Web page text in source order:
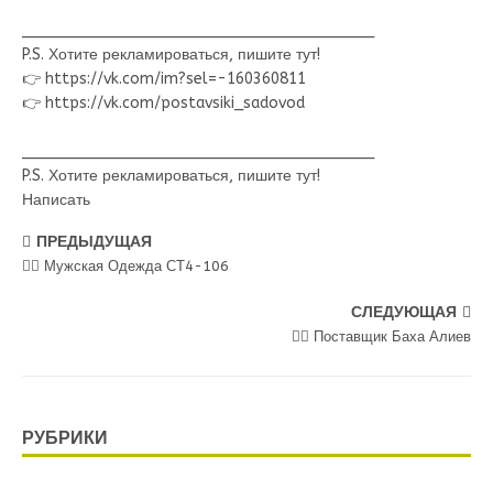
P.S. Хотите рекламироваться, пишите тут!
👉 https://vk.com/im?sel=-160360811
👉 https://vk.com/postavsiki_sadovod
P.S. Хотите рекламироваться, пишите тут!
Написать
ПРЕДЫДУЩАЯ
💁‍♂ Мужская Одежда СТ4-106
СЛЕДУЮЩАЯ
💁‍♂ Поставщик Баха Алиев
РУБРИКИ